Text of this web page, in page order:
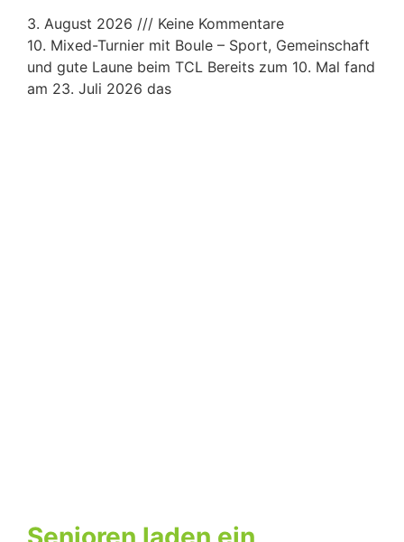
3. August 2026
Keine Kommentare
10. Mixed-Turnier mit Boule – Sport, Gemeinschaft
und gute Laune beim TCL Bereits zum 10. Mal fand
am 23. Juli 2026 das